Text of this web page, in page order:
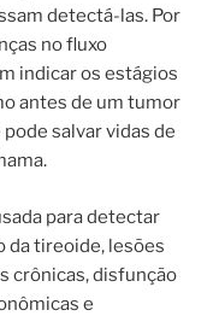
detectá-las. Por
no fluxo
indicar os estágios
antes de um tumor
salvar vidas de
para detectar
da tireoide, lesões
crônicas, disfunção
e